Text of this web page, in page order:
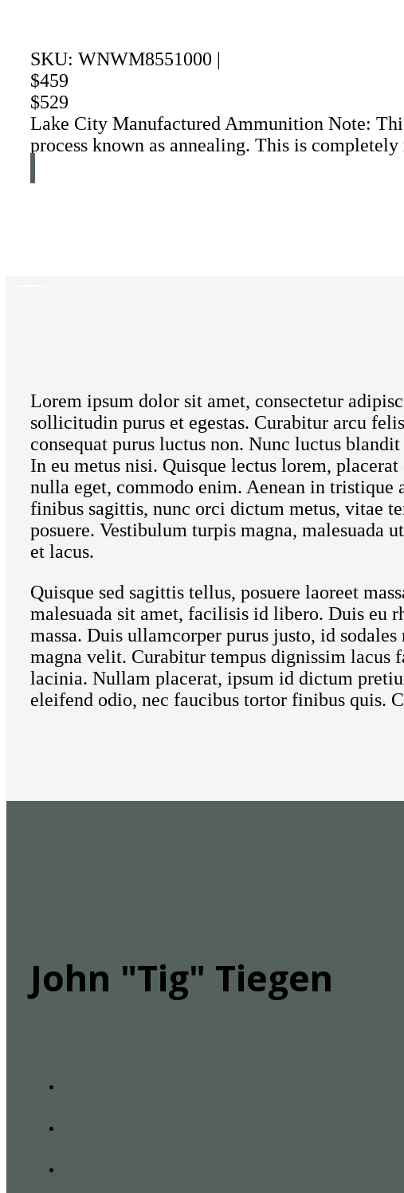
SKU: WNWM8551000 |
$459
$529
Lake City Manufactured Ammunition Note:
process known as annealing. This is
Lorem ipsum dolor sit amet, consectetur
sollicitudin purus et egestas. Curabitur arcu
consequat purus luctus non. Nunc luctus
In eu metus nisi. Quisque lectus lorem,
nulla eget, commodo enim. Aenean in tristique
finibus sagittis, nunc orci dictum metus, vitae
posuere. Vestibulum turpis magna, malesuada
et lacus.
Quisque sed sagittis tellus, posuere laoreet
malesuada sit amet, facilisis id libero. Duis eu
massa. Duis ullamcorper purus justo, id
magna velit. Curabitur tempus dignissim lacus
lacinia. Nullam placerat, ipsum id dictum
eleifend odio, nec faucibus tortor finibus quis.
John "Tig" Tiegen